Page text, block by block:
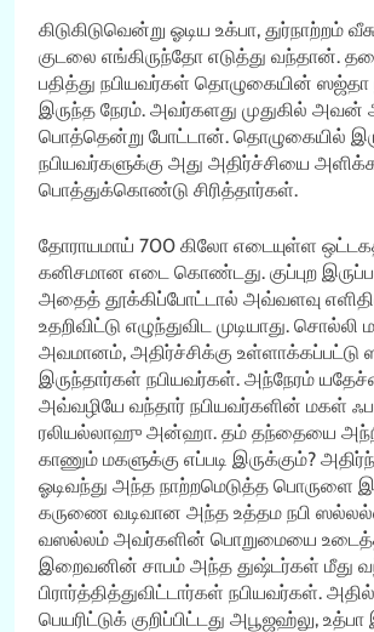
கிடுகிடுவென்று ஓடிய உக்பா, துர்நாற்றம்
குடலை எங்கிருந்தோ எடுத்து வந்தான்.
பதித்து நபியவர்கள் தொழுகையின் ஸஜ்தா
இருந்த நேரம். அவர்களது முதுகில்
பொத்தென்று போட்டான். தொழுகையில்
நபியவர்களுக்கு அது அதிர்ச்சியை
பொத்துக்கொண்டு சிரித்தார்கள்.
தோராயமாய் 700 கிலோ எடையுள்ள
கனிசமான எடை கொண்டது. குப்புற
அதைத் தூக்கிப்போட்டால் அவ்வளவு
உதறிவிட்டு எழுந்துவிட முடியாது.
அவமானம், அதிர்ச்சிக்கு உள்ளாக்கப்பட்டு
இருந்தார்கள் நபியவர்கள். அந்நேரம்
அவ்வழியே வந்தார் நபியவர்களின் மகள்
ரலியல்லாஹு அன்ஹா. தம் தந்தையை
காணும் மகளுக்கு எப்படி இருக்கும்?
ஓடிவந்து அந்த நாற்றமெடுத்த பொருளை
கருணை வடிவான அந்த உத்தம நபி
வஸல்லம் அவர்களின் பொறுமையை
இறைவனின் சாபம் அந்த துஷ்டர்கள் மீது
பிரார்த்தித்துவிட்டார்கள் நபியவர்கள்.
பெயரிட்டுக் குறிப்பிட்டது அபூஜஹ்லு,